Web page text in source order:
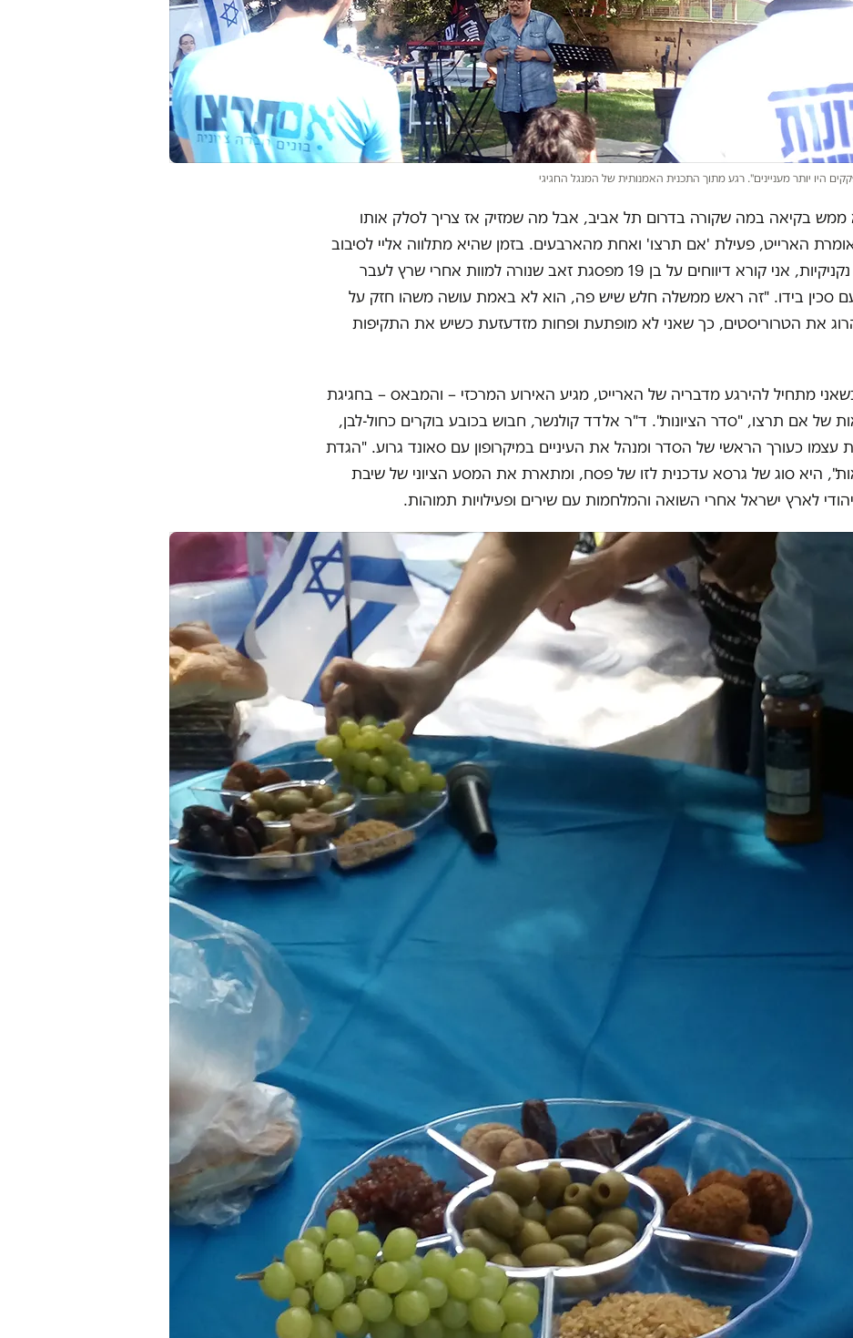
היו יותר מעניינים". רגע מתוך התכנית האמנותית של המנגל החגיגי
ממש בקיאה במה שקורה בדרום תל אביב, אבל מה שמזיק אז צריך לסלק אותו
הארייט, פעילת 'אם תרצו' ואחת מהארבעים. בזמן שהיא מתלווה אליי לסיבוב
שני של נקניקיות, אני קורא דיווחים על בן 19 מפסגת זאב שנורה למוות אחרי שרץ לעבר
סכין בידו. "זה ראש ממשלה חלש שיש פה, הוא לא באמת עושה משהו חזק על
את הטרוריסטים, כך שאני לא מופתעת ופחות מזדעזעת כשיש את התקיפות
מתחיל להירגע מדבריה של הארייט, מגיע האירוע המרכזי – והמבאס – בחגיגת
של אם תרצו, "סדר הציונות". ד"ר אלדד קולנשר, חבוש בכובע בוקרים כחול-לבן,
עצמו כעורך הראשי של הסדר ומנהל את העיניים במיקרופון עם סאונד גרוע. "הגדת
היא סוג של גרסא עדכנית לזו של פסח, ומתארת את המסע הציוני של שיבת
לארץ ישראל אחרי השואה והמלחמות עם שירים ופעילויות תמוהות.